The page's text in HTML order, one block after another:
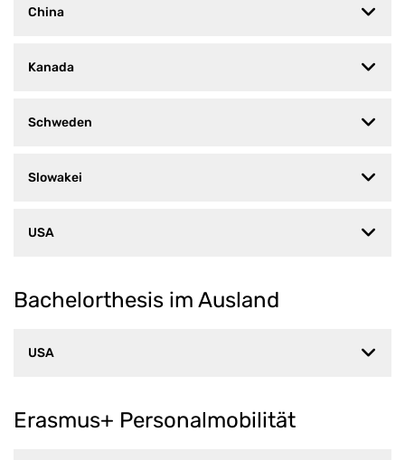
China
Kanada
Schweden
Slowakei
USA
Bachelorthesis im Ausland
USA
Erasmus+ Personalmobilität